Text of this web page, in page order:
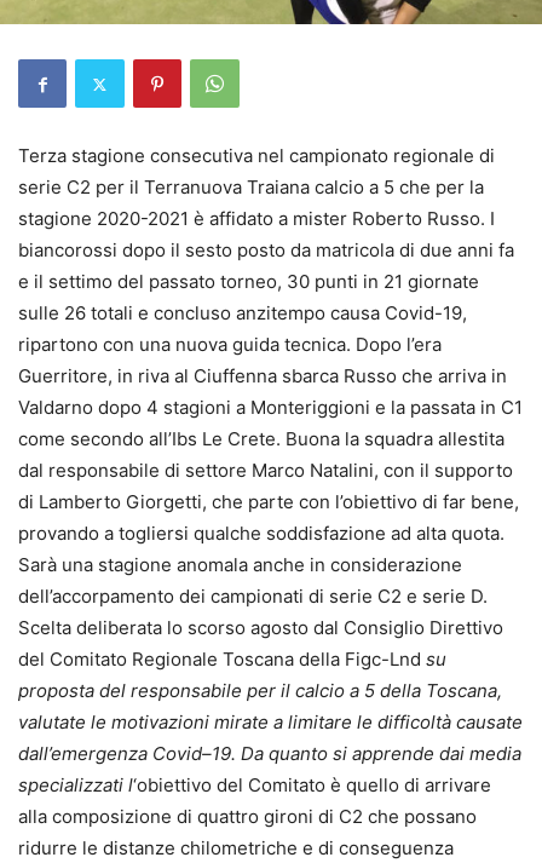
Terza stagione consecutiva nel campionato regionale di
serie C2 per il Terranuova Traiana calcio a 5 che per la
stagione 2020-2021 è affidato a mister Roberto Russo. I
biancorossi dopo il sesto posto da matricola di due anni fa
e il settimo del passato torneo, 30 punti in 21 giornate
sulle 26 totali e concluso anzitempo causa Covid-19,
ripartono con una nuova guida tecnica. Dopo l’era
Guerritore, in riva al Ciuffenna sbarca Russo che arriva in
Valdarno dopo 4 stagioni a Monteriggioni e la passata in C1
come secondo all’Ibs Le Crete. Buona la squadra allestita
dal responsabile di settore Marco Natalini, con il supporto
di Lamberto Giorgetti, che parte con l’obiettivo di far bene,
provando a togliersi qualche soddisfazione ad alta quota.
Sarà una stagione anomala anche in considerazione
dell’accorpamento dei campionati di serie C2 e serie D.
Scelta deliberata lo scorso agosto dal Consiglio Direttivo
del Comitato Regionale Toscana della Figc-Lnd su
proposta del responsabile per il calcio a 5 della Toscana,
valutate le motivazioni mirate a limitare le difficoltà causate
dall’emergenza Covid–19. Da quanto si apprende dai media
specializzati l‘obiettivo del Comitato è quello di arrivare
alla composizione di quattro gironi di C2 che possano
ridurre le distanze chilometriche e di conseguenza